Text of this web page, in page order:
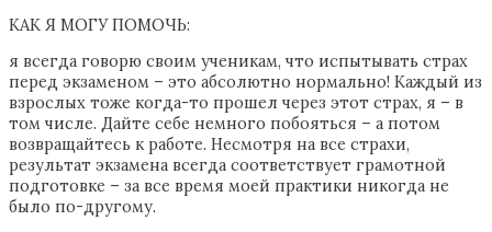
КАК Я МОГУ ПОМОЧЬ:
я всегда говорю своим ученикам, что испытывать страх
перед экзаменом – это абсолютно нормально! Каждый из
взрослых тоже когда-то прошел через этот страх, я – в
том числе. Дайте себе немного побояться – а потом
возвращайтесь к работе. Несмотря на все страхи,
результат экзамена всегда соответствует грамотной
подготовке – за все время моей практики никогда не
было по-другому.